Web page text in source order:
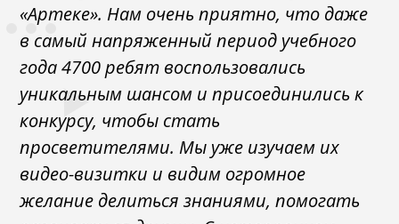
«Артеке». Нам очень приятно, что даже
в самый напряженный период учебного
года 4700 ребят воспользовались
уникальным шансом и присоединились к
конкурсу, чтобы стать
просветителями. Мы уже изучаем их
видео-визитки и видим огромное
желание делиться знаниями, помогать